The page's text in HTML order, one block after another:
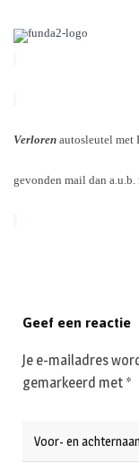
Verloren autosleutel met
gevonden mail dan a.u.b.
Geef een reactie
Je e-mailadres
gemarkeerd met *